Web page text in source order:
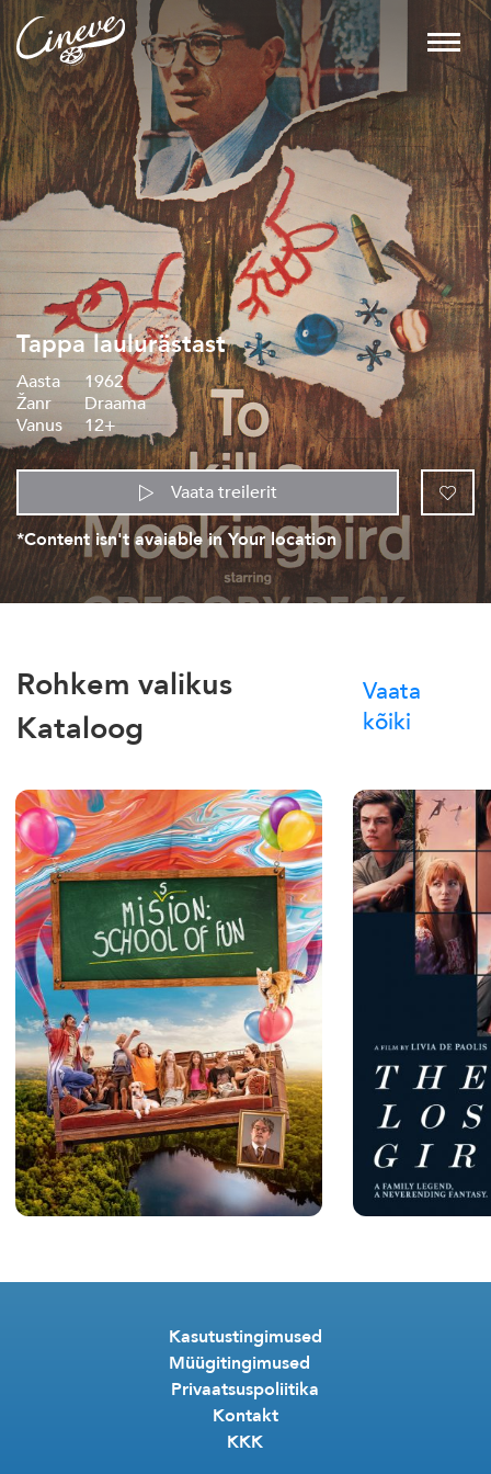
Tappa laulurästast
Aasta
1962
Žanr
Draama
Vanus
12+
Vaata treilerit
*Content isn't avaiable in Your location
Rohkem valikus
Kataloog
Vaata
kõiki
Kasutustingimused
Müügitingimused
Privaatsuspoliitika
Kontakt
KKK